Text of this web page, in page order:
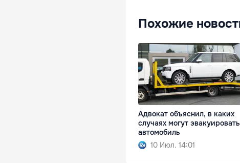
Похожие
Адвокат объяснил, в каких
случаях могут эвакуировать
автомобиль
10 Июл. 14:01